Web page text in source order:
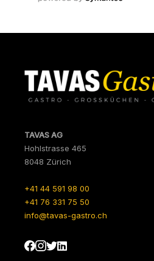
TAVAS AG
Hohlstrasse 465
8048 Zürich
+41 44 591 98 00
+41 76 331 75 50
info@tavas-gastro.ch